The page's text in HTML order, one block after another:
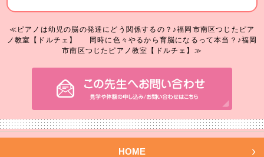
≪ピアノは幼児の脳の発達にどう関係するの？♪福岡市南区つじたピア
ノ教室【ドルチェ】
同時に色々やるから育脳になるって本当？♪福岡
市南区つじたピアノ教室【ドルチェ】≫
HOME